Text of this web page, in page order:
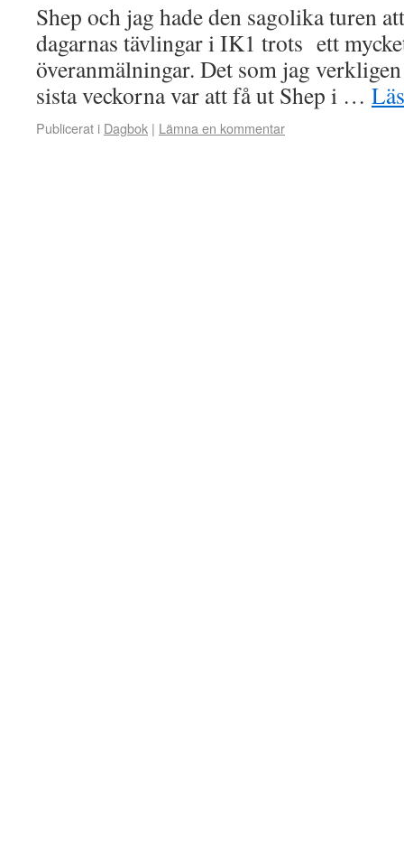
Shep och jag hade den sagolika turen
dagarnas tävlingar i IK1 trots ett
överanmälningar. Det som jag
sista veckorna var att få ut Shep i …
Publicerat i Dagbok | Lämna en kommentar